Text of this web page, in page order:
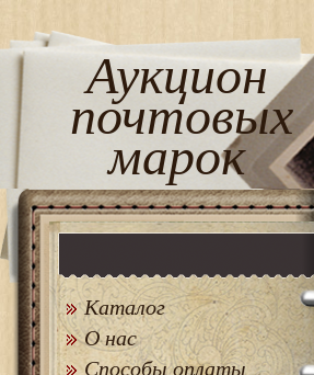
Аукцион
почтовых
марок
Каталог
О нас
Способы оплаты